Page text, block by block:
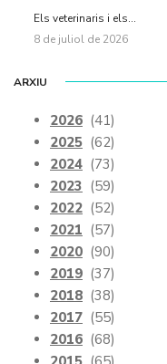
Els veterinaris i els...
8 de juliol de 2026
ARXIU
2026 (41)
2025 (62)
2024 (73)
2023 (59)
2022 (52)
2021 (57)
2020 (90)
2019 (37)
2018 (38)
2017 (55)
2016 (68)